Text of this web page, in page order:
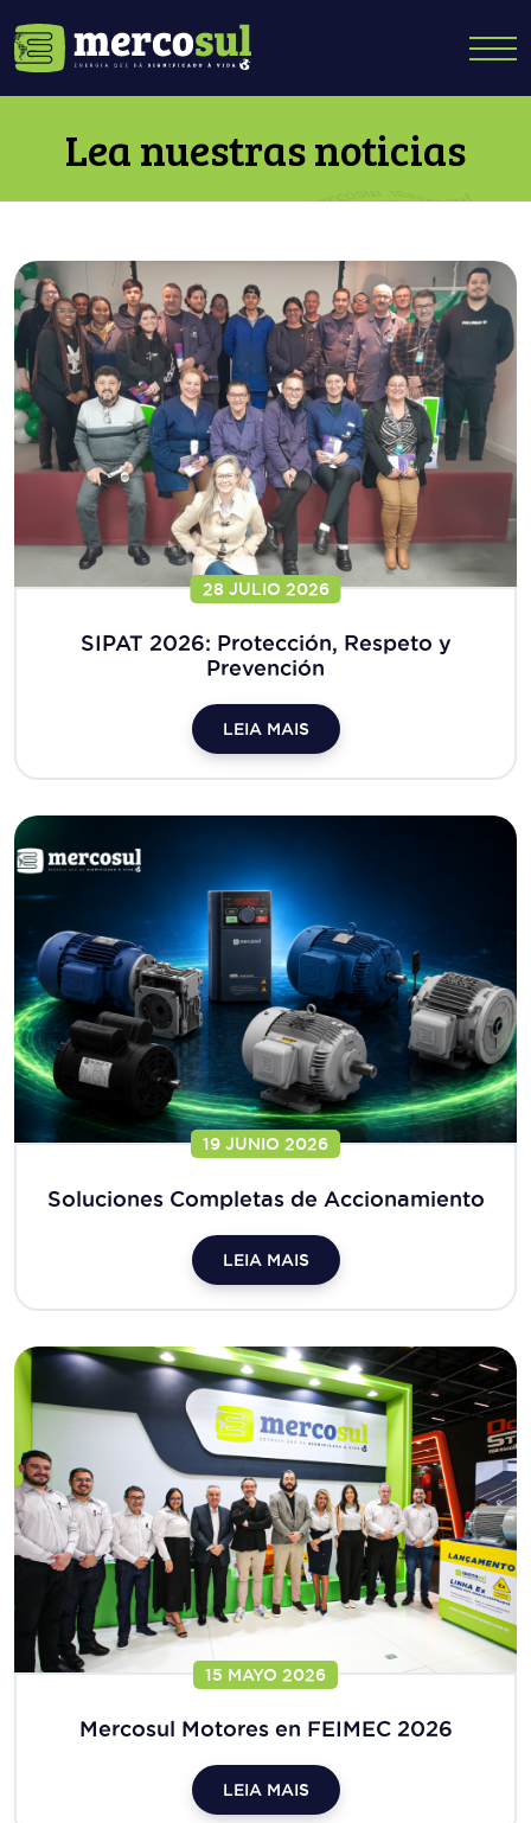
Lea nuestras noticias
28 JULIO 2026
SIPAT 2026: Protección, Respeto y
Prevención
LEIA MAIS
19 JUNIO 2026
Soluciones Completas de Accionamiento
LEIA MAIS
15 MAYO 2026
Mercosul Motores en FEIMEC 2026
LEIA MAIS